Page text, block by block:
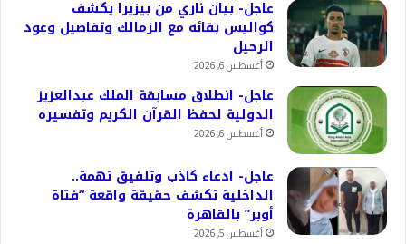
عاجل- بيان ناري من بيزيرا يكشف
كواليس بقائه مع الزمالك وتفاصيل وعود
الرحيل
أغسطس 6, 2026
عاجل- انطلاق مسابقة الملك عبدالعزيز
الدولية لحفظ القرآن الكريم وتفسيره
أغسطس 6, 2026
عاجل- ادعاء كاذب وتلفيق تهمة..
الداخلية تكشف حقيقة واقعة “فتاة
أوبر” بالقاهرة
أغسطس 5, 2026